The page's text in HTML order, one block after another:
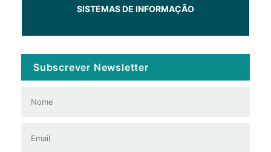
SISTEMAS DE INFORMAÇÃO
Subscrever Newsletter